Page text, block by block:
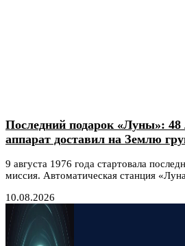
Последний подарок «Луны»: 48
аппарат доставил на Землю
9 августа 1976 года стартовала
миссия. Автоматическая станция
10.08.2026